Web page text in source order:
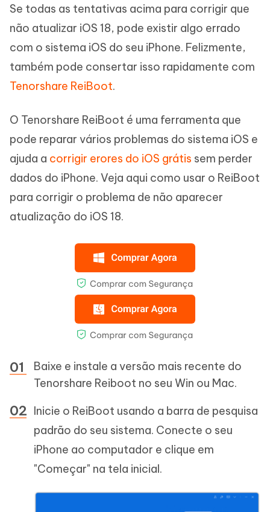
Se todas as tentativas acima para corrigir que
não atualizar iOS 18, pode existir algo errado
com o sistema iOS do seu iPhone. Felizmente,
também pode consertar isso rapidamente com
Tenorshare ReiBoot.
O Tenorshare ReiBoot é uma ferramenta que
pode reparar vários problemas do sistema iOS e
ajuda a corrigir erores do iOS grátis sem perder
dados do iPhone. Veja aqui como usar o ReiBoot
para corrigir o problema de não aparecer
atualização do iOS 18.
Baixe e instale a versão mais recente do
Tenorshare Reiboot no seu Win ou Mac.
Inicie o ReiBoot usando a barra de pesquisa
padrão do seu sistema. Conecte o seu
iPhone ao computador e clique em
"Começar" na tela inicial.